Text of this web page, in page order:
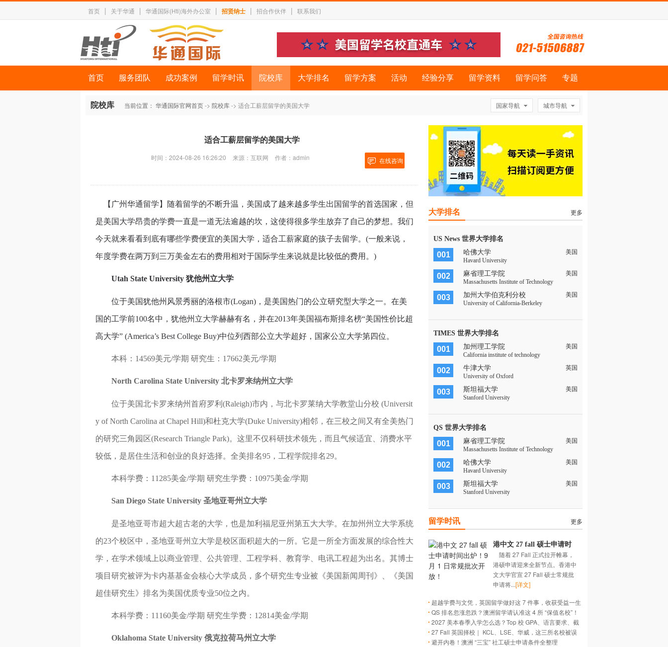
首页 | 关于华通 | 华通国际(Hti)海外办公室 | 招贤纳士 | 招合作伙伴 | 联系我们
首页 服务团队 成功案例 留学时讯 院校库 大学排名 留学方案 活动 经验分享 留学资料 留学问答 专题
院校库 国家导航 城市导航
当前位置： 华通国际官网首页-> 院校库-> 适合工薪层留学的美国大学
适合工薪层留学的美国大学
在线咨询
时间：2024-08-26 16:26:20 来源：互联网 作者：admin
【广州华通留学】随着留学的不断升温，美国成了越来越多学生出国留学的首选国家，但
是美国大学昂贵的学费一直是一道无法逾越的坎，这使得很多学生放弃了自己的梦想。我们
今天就来看看到底有哪些学费便宜的美国大学，适合工薪家庭的孩子去留学。(一般来说，
年度学费在两万到三万美金左右的费用相对于国际学生来说就是比较低的费用。)
Utah State University 犹他州立大学
位于美国犹他州风景秀丽的洛根市(Logan)，是美国热门的公立研究型大学之一。在美
国的工学前100名中，犹他州立大学赫赫有名，并在2013年美国福布斯排名榜“美国性价比超
高大学” (America’s Best College Buy)中位列西部公立大学超好，国家公立大学第四位。
本科：14569美元/学期 研究生：17662美元/学期
North Carolina State University 北卡罗来纳州立大学
位于美国北卡罗来纳州首府罗利(Raleigh)市内，与北卡罗莱纳大学教堂山分校 (Universit
y of North Carolina at Chapel Hill)和杜克大学(Duke University)相邻，在三校之间又有全美热门
的研究三角园区(Research Triangle Park)。这里不仅科研技术领先，而且气候适宜、消费水平
较低，是居住生活和创业的良好选择。全美排名95，工程学院排名29。
本科学费：11285美金/学期 研究生学费：10975美金/学期
San Diego State University 圣地亚哥州立大学
是圣地亚哥市超大超古老的大学，也是加利福尼亚州第五大大学。在加州州立大学系统
的23个校区中，圣地亚哥州立大学是校区面积超大的一所。它是一所全方面发展的综合性大
学，在学术领域上以商业管理、公共管理、工程学科、教育学、电讯工程超为出名。其博士
项目研究被评为卡内基基金会核心大学成员，多个研究生专业被《美国新闻周刊》、《美国
超佳研究生》排名为美国优质专业50位之内。
本科学费：11160美金/学期 研究生学费：12814美金/学期
Oklahoma State University 俄克拉荷马州立大学
大学排名 更多
US News 世界大学排名
001 哈佛大学
美国
Havard University
002 麻省理工学院
美国
Massachusetts Institute of Technology
003 加州大学伯克利分校
美国
University of California-Berkeley
TIMES 世界大学排名
001 加州理工学院
美国
California institute of technology
002 牛津大学
英国
University of Oxford
003 斯坦福大学
美国
Stanford University
QS 世界大学排名
001 麻省理工学院
美国
Massachusetts Institute of Technology
002 哈佛大学
美国
Havard University
003 斯坦福大学
美国
Stanford University
留学时讯 更多
港中文 27 fall 硕士申请时
间出炉！9 月 1 日常规批次
开放！
随着 27 Fall 正式拉开帷幕，
港硕申请迎来全新节点。香港中
文大学官宣 27 Fall 硕士常规批
申请将...[详文]
超越学费与文凭，英国留学做好这 7 件事，收获受益一生
的成长~
QS 排名忽涨忽跌？澳洲留学请认准这 4 所 “保值名校”！
2027 美本春季入学怎么选？Top 校 GPA、语言要求、截
止日期大盘点
27 Fall 英国择校｜ KCL、LSE、华威，这三所名校被误
解有多深？
避开内卷！澳洲 “三宝” 社工硕士申请条件全整理